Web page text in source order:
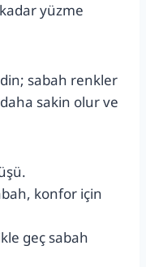
yüzme
sabah renkler
sakin olur ve
konfor için
geç sabah